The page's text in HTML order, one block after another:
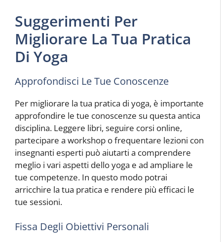
Suggerimenti Per
Migliorare La Tua Pratica
Di Yoga
Approfondisci Le Tue Conoscenze
Per migliorare la tua pratica di yoga, è importante
approfondire le tue conoscenze su questa antica
disciplina. Leggere libri, seguire corsi online,
partecipare a workshop o frequentare lezioni con
insegnanti esperti può aiutarti a comprendere
meglio i vari aspetti dello yoga e ad ampliare le
tue competenze. In questo modo potrai
arricchire la tua pratica e rendere più efficaci le
tue sessioni.
Fissa Degli Obiettivi Personali